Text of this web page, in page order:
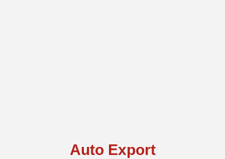
Auto Export